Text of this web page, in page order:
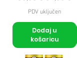
PDV uključen
Dodaj u
košaricu